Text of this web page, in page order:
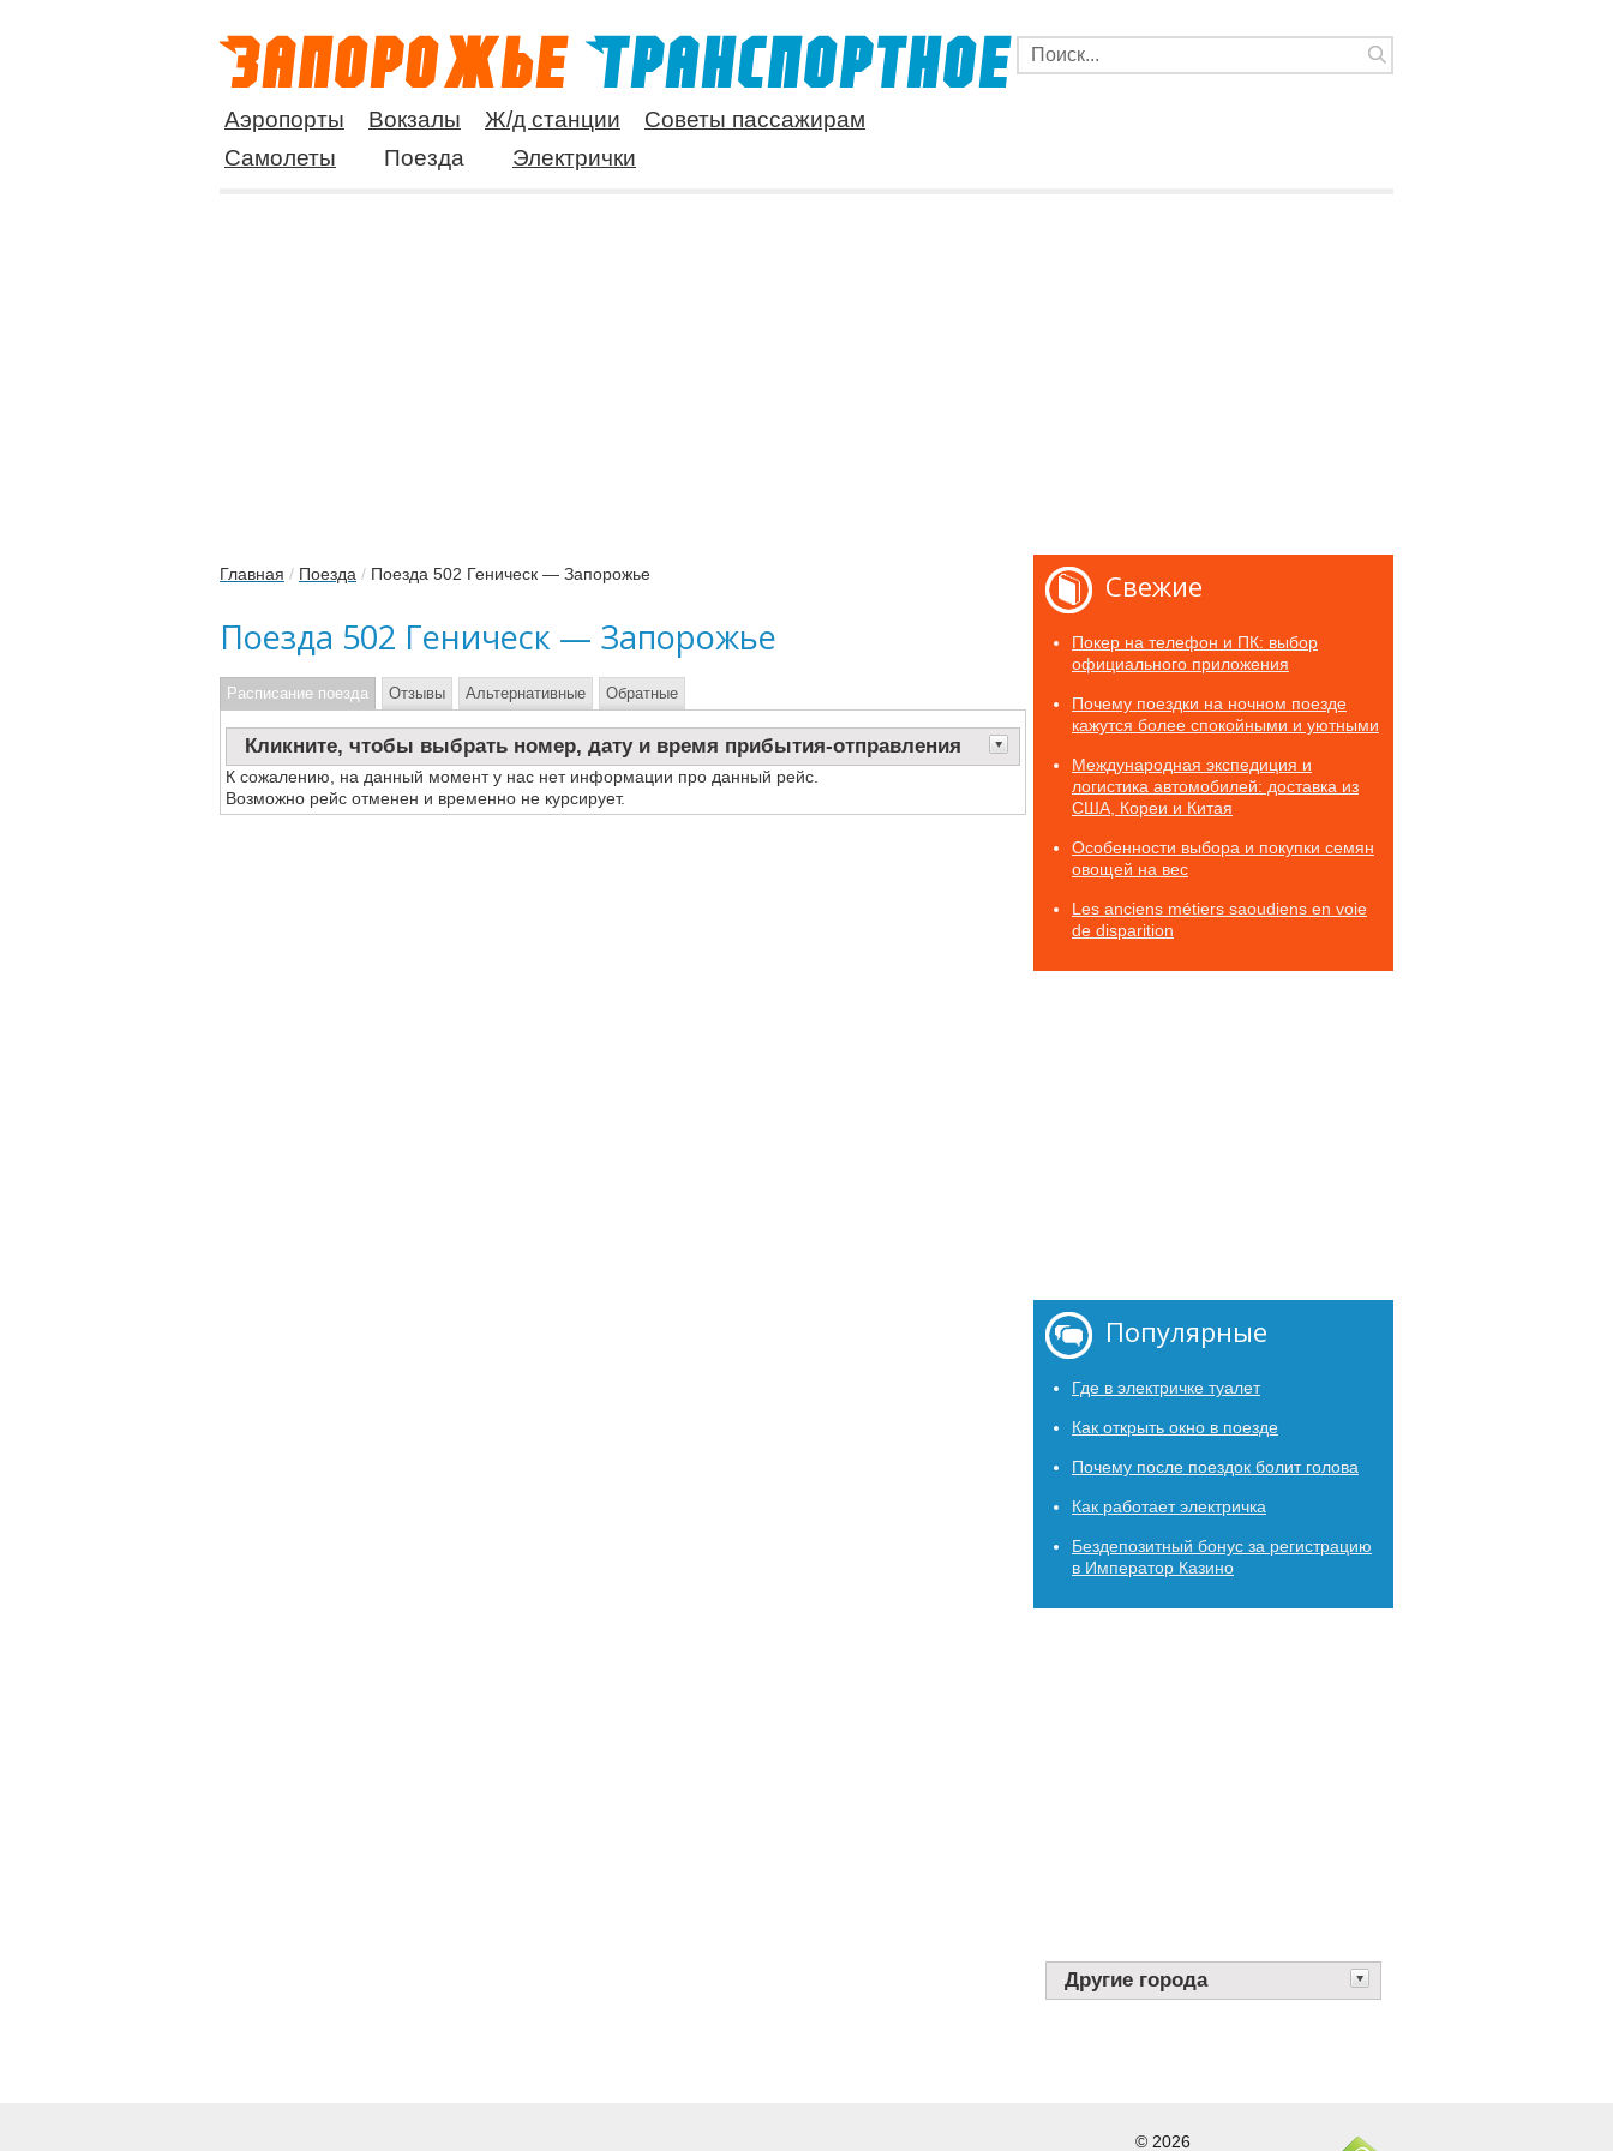
Аэропорты Вокзалы Ж/д станции
Советы пассажирам
Самолеты
Поезда Электрички
Главная / Поезда / Поезда 502 Геническ — Запорожье
Поезда 502 Геническ — Запорожье
Расписание поезда
Кликните, чтобы выбрать номер, дату и время прибытия-отправления
К сожалению, на данный момент у нас нет информации про данный рейс.
Возможно рейс отменен и временно не курсирует.
Отзывы Альтернативные Обратные
Свежие
Покер на телефон и ПК: выбор
официального приложения
Почему поездки на ночном поезде
кажутся более спокойными и уютными
Международная экспедиция и
логистика автомобилей: доставка из
США, Кореи и Китая
Особенности выбора и покупки семян
овощей на вес
Les anciens métiers saoudiens en voie
de disparition
Популярные
Где в электричке туалет
Как открыть окно в поезде
Почему после поездок болит голова
Как работает электричка
Бездепозитный бонус за регистрацию
в Император Казино
Другие города
© 2026